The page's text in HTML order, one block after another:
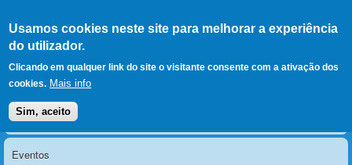
Usamos cookies neste site para melhorar a experiência
do utilizador.
Clicando em qualquer link do site o visitante consente com a ativação dos
cookies. Mais info
Sim, aceito
LERPARAVER , ir para a
página principal
O portal da visão diferente
Menu principal
Notícias
Eventos